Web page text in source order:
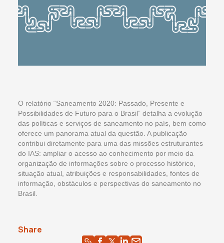
O relatório “Saneamento 2020: Passado, Presente e
Possibilidades de Futuro para o Brasil” detalha a evolução
das políticas e serviços de saneamento no país, bem como
oferece um panorama atual da questão. A publicação
contribui diretamente para uma das missões estruturantes
do IAS: ampliar o acesso ao conhecimento por meio da
organização de informações sobre o processo histórico,
situação atual, atribuições e responsabilidades, fontes de
informação, obstáculos e perspectivas do saneamento no
Brasil.
Share